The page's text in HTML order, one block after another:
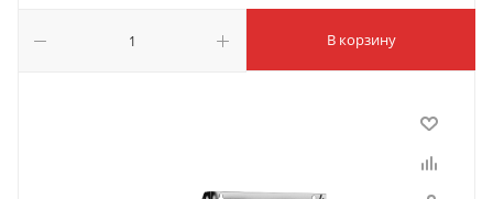
В корзину